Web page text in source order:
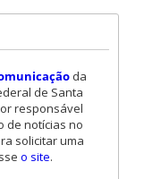
da
de Santa
responsável
de notícias no
solicitar uma
o site.